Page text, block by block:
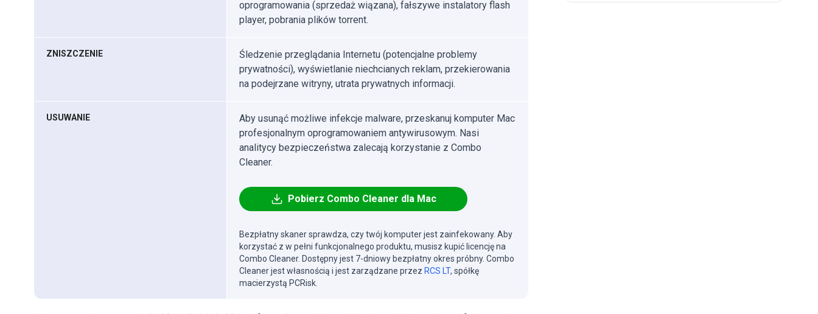
oprogramowania (sprzedaż wiązana), fałszywe instalatory flash
player, pobrania plików torrent.
ZNISZCZENIE
Śledzenie przeglądania Internetu (potencjalne problemy
prywatności), wyświetlanie niechcianych reklam, przekierowania
na podejrzane witryny, utrata prywatnych informacji.
USUWANIE
Aby usunąć możliwe infekcje malware, przeskanuj komputer Mac
profesjonalnym oprogramowaniem antywirusowym. Nasi
analitycy bezpieczeństwa zalecają korzystanie z Combo
Cleaner.
Pobierz Combo Cleaner dla Mac
Bezpłatny skaner sprawdza, czy twój komputer jest zainfekowany. Aby
korzystać z w pełni funkcjonalnego produktu, musisz kupić licencję na
Combo Cleaner. Dostępny jest 7-dniowy bezpłatny okres próbny. Combo
Cleaner jest własnością i jest zarządzane przez RCS LT, spółkę
macierzystą PCRisk.